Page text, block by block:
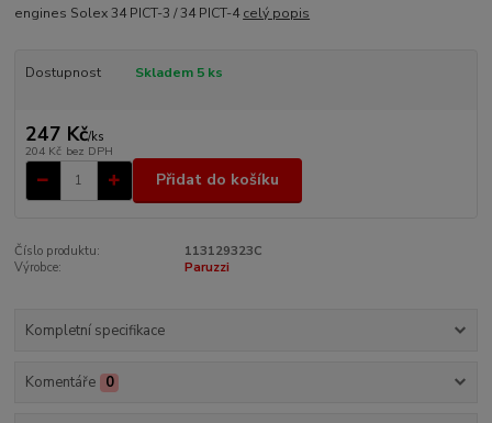
engines Solex 34 PICT-3 / 34 PICT-4 celý popis
Dostupnost Skladem 5 ks
247 Kč/ks
204 Kč bez DPH
Přidat do košíku
Číslo produktu:
113129323C
Výrobce:
Paruzzi
Kompletní specifikace
Komentáře 0